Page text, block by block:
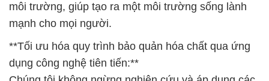
môi trường, giúp tạo ra một môi trường sống lành
mạnh cho mọi người.
**Tối ưu hóa quy trình bảo quản hóa chất qua ứng
dụng công nghệ tiên tiến:**